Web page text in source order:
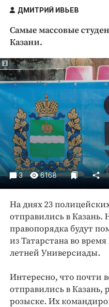
Народные новости
Благоустройство
Культура
Недвижимость и
Образование
Общество
Погода
Праздники
Происшествия
Спорт
Экономика и бизнес
ПРОЕКТЫ
Блоги
Издания
Медиаперсона
Клиника года
Бренд года
ДМИТРИЙ ИВЬЕВ
Самые массовые
Казани.
3 6168
На днях 23
отправились в
правопорядка будут
из Татарстана во
летней Универсиады.
Интересно, что почти
отправились в Казань,
розыске. Их